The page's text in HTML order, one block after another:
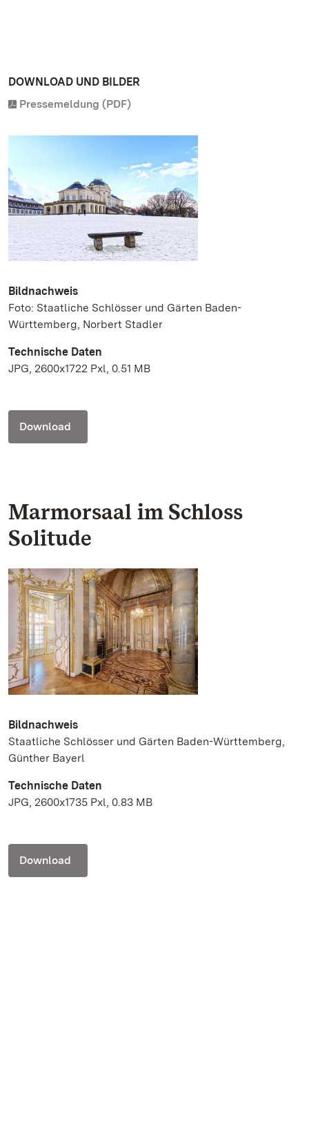
DOWNLOAD UND BILDER
Pressemeldung (PDF)
Bildnachweis
Foto: Staatliche Schlösser und Gärten Baden-
Württemberg, Norbert Stadler
Technische Daten
JPG, 2600x1722 Pxl, 0.51 MB
Download
Marmorsaal im Schloss
Solitude
Bildnachweis
Staatliche Schlösser und Gärten Baden-Württemberg,
Günther Bayerl
Technische Daten
JPG, 2600x1735 Pxl, 0.83 MB
Download